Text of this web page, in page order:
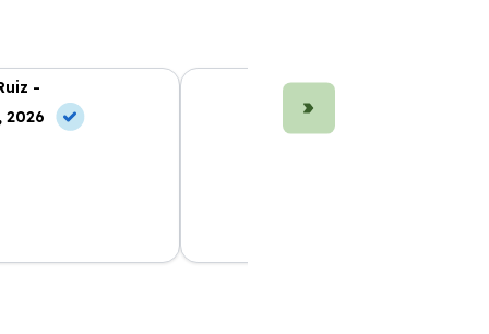
-
2026
Marta Fernández -
10 May, 2026